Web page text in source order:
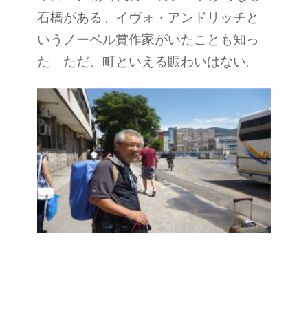
石橋がある。イヴォ・アンドリッチと
いうノーベル賞作家がいたことも知っ
た。ただ、町といえる賑わいはない。